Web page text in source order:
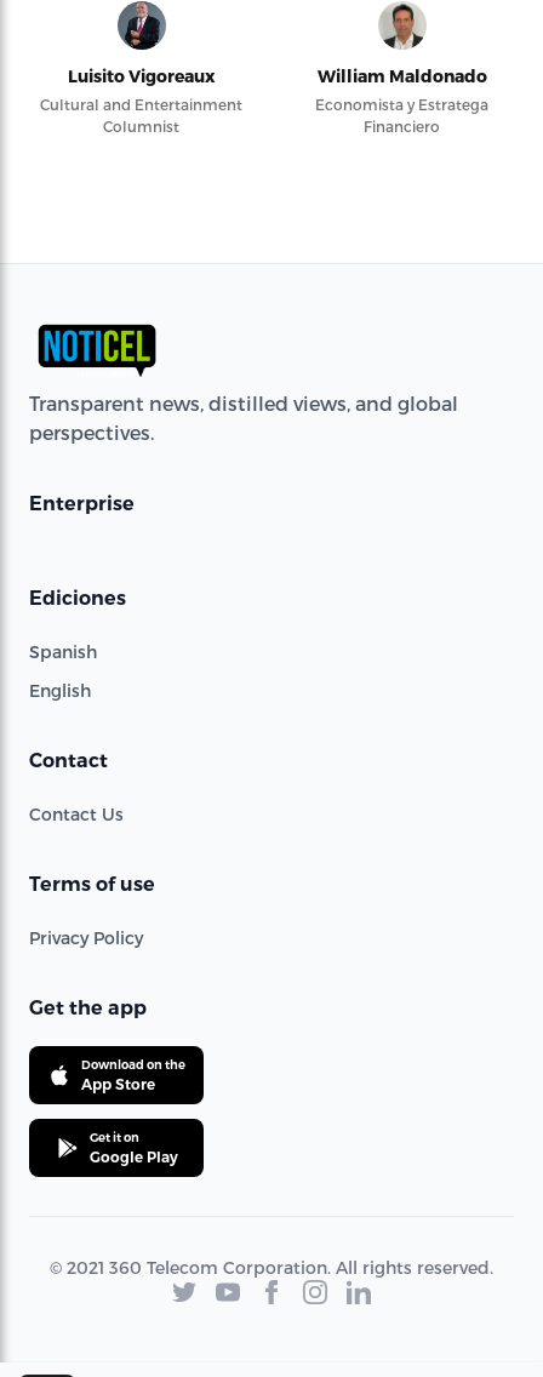
Luisito Vigoreaux
Cultural and Entertainment
Columnist
William Maldonado
Economista y Estratega
Financiero
Transparent news, distilled views, and global
perspectives.
Enterprise
Ediciones
Spanish
English
Contact
Contact Us
Terms of use
Privacy Policy
Get the app
Download on the
App Store
Get it on
Google Play
© 2021 360 Telecom Corporation. All rights reserved.